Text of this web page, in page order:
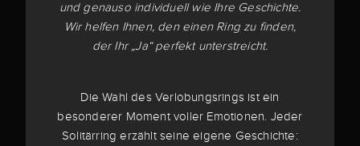
und genauso individuell wie Ihre Geschichte.
Wir helfen Ihnen, den einen Ring zu finden,
der Ihr „Ja“ perfekt unterstreicht.
Die Wahl des Verlobungsrings ist ein
besonderer Moment voller Emotionen. Jeder
Solitärring erzählt seine eigene Geschichte: